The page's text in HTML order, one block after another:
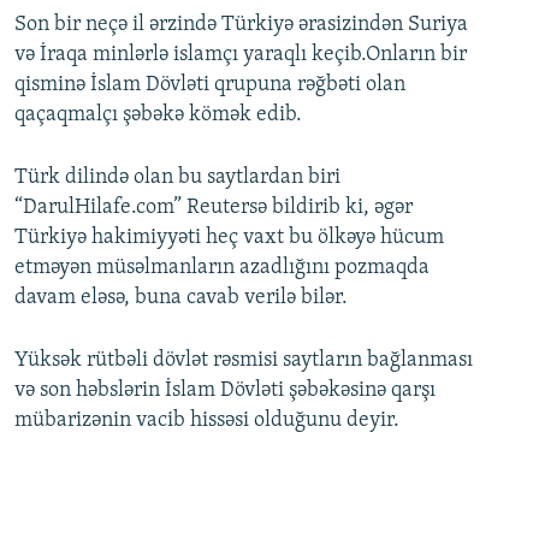
Son bir neçə il ərzində Türkiyə ərasizindən Suriya
və İraqa minlərlə islamçı yaraqlı keçib.Onların bir
qisminə İslam Dövləti qrupuna rəğbəti olan
qaçaqmalçı şəbəkə kömək edib.
Türk dilində olan bu saytlardan biri
“DarulHilafe.com” Reutersə bildirib ki, əgər
Türkiyə hakimiyyəti heç vaxt bu ölkəyə hücum
etməyən müsəlmanların azadlığını pozmaqda
davam eləsə, buna cavab verilə bilər.
Yüksək rütbəli dövlət rəsmisi saytların bağlanması
və son həbslərin İslam Dövləti şəbəkəsinə qarşı
mübarizənin vacib hissəsi olduğunu deyir.